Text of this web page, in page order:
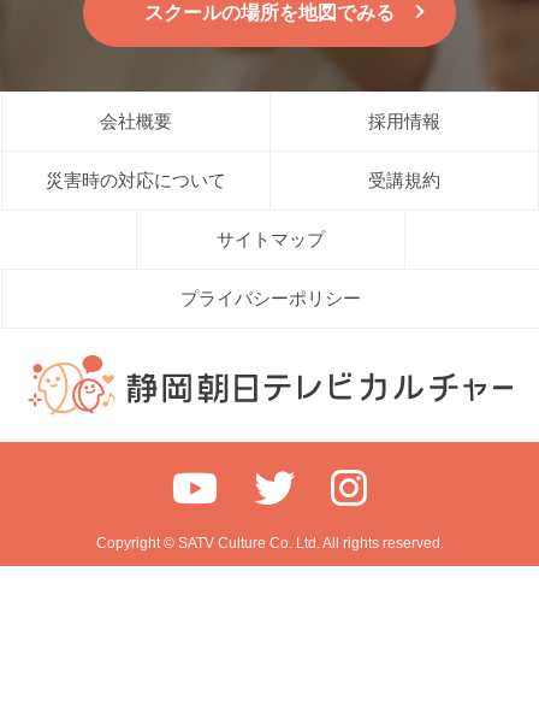
スクールの場所を地図でみる
会社概要 採用情報
災害時の対応について 受講規約
サイトマップ
プライバシーポリシー
Copyright © SATV Culture Co. Ltd. All rights reserved.